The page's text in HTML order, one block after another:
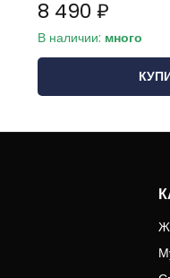
8 490 ₽
В наличии: много